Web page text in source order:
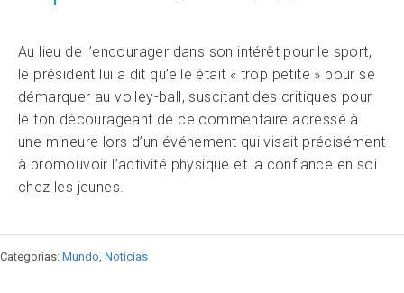
Au lieu de l’encourager dans son intérêt pour le sport,
le président lui a dit qu’elle était « trop petite » pour se
démarquer au volley-ball, suscitant des critiques pour
le ton décourageant de ce commentaire adressé à
une mineure lors d’un événement qui visait précisément
à promouvoir l’activité physique et la confiance en soi
chez les jeunes.
Categorías: Mundo Noticias